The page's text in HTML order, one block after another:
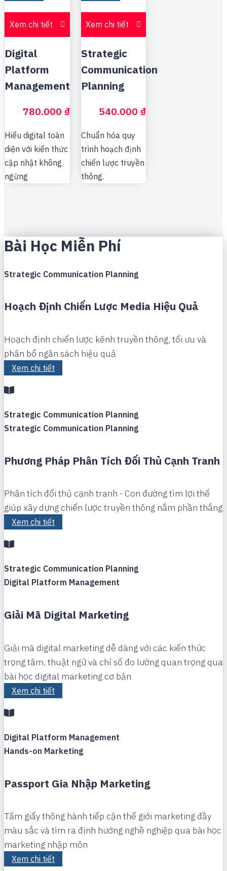
Xem chi tiết
Digital
Platform
Management
780.000 ₫
Hiểu digital toàn
diện với kiến thức
cập nhật không
ngừng
Xem chi tiết
Strategic
Communication
Planning
540.000 ₫
Chuẩn hóa quy
trình hoạch định
chiến lược truyền
thông.
Bài Học Miễn Phí
Strategic Communication Planning
Hoạch Định Chiến Lược Media Hiệu Quả
Hoạch định chiến lược kênh truyền thông, tối ưu và
phân bổ ngân sách hiệu quả
Xem chi tiết
Strategic Communication Planning
Strategic Communication Planning
Phương Pháp Phân Tích Đối Thủ Cạnh Tranh
Phân tích đối thủ cạnh tranh - Con đường tìm lợi thế
giúp xây dựng chiến lược truyền thông nắm phần thắng
Xem chi tiết
Strategic Communication Planning
Digital Platform Management
Giải Mã Digital Marketing
Giải mã digital marketing dễ dàng với các kiến thức
trọng tâm, thuật ngữ và chỉ số đo lường quan trọng qua
bài học digital marketing cơ bản
Xem chi tiết
Digital Platform Management
Hands-on Marketing
Passport Gia Nhập Marketing
Tấm giấy thông hành tiếp cận thế giới marketing đầy
màu sắc và tìm ra định hướng nghề nghiệp qua bài học
marketing nhập môn
Xem chi tiết